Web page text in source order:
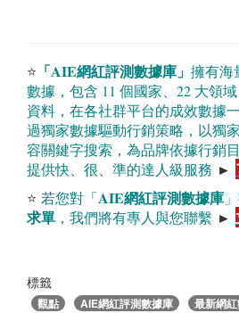
⭐ 「AIE網紅評測數據庫」 擁有海
數據，包含 11 個國家、22 大領
資料，在各社群平台的成效數據
過獨家數據驅動行銷策略，以獨
容關鍵字搜索，為品牌依據行銷
提供快、很、準的達人級服務 ►
⭐ 若您對「AIE網紅評測數據庫
求單 ，我們將有專人與您聯繫 ►
標籤
觀點 AIE網紅評測數據庫 最新網